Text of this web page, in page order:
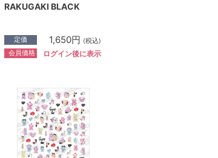
RAKUGAKI BLACK
定価 1,650円 (税込)
会員価格 ログイン後に表示